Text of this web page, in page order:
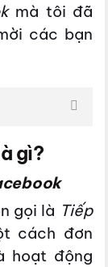
mà tôi đã
các bạn
gì?
gọi là Tiếp
cách đơn
hoạt động